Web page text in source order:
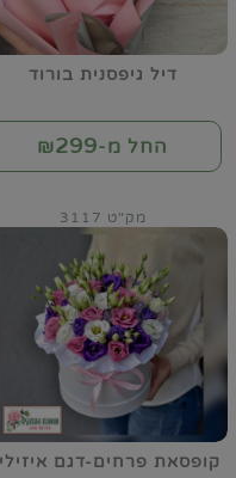
דיל גיפסנית בורוד
החל מ-₪299
קופסאת פרחים-דגם
מק"ט 3117